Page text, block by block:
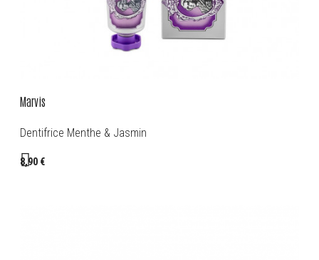
Marvis
Dentifrice Menthe & Jasmin
8,90 €